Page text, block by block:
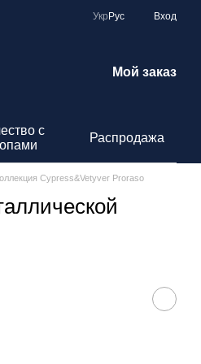
Укр Рус Вход
Мой заказ
с
Распродажа
Cypress&Vetyver Proraso